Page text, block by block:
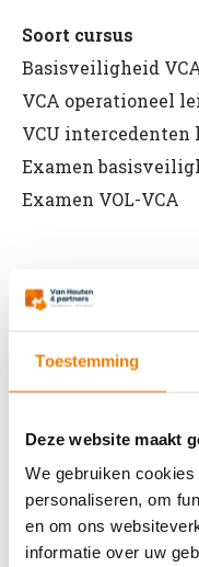
Toestemming
Deze website maakt
We gebruiken
personaliseren, om
en om ons
informatie over uw
Soort cursus
Basisveiligheid
VCA operationeel
VCU
Examen
Examen VOL-VCA
BHV basisopleiding
BHV herhaling
Arbo en
Werken met